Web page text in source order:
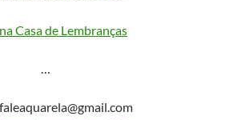
Casa de Lembranças
…